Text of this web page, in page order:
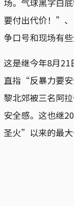
要付出代价！”
争口号和现场有
这是继今年8月21
直指“反暴力要
黎北郊被三名阿
安全感。这也继
圣火”以来的最大